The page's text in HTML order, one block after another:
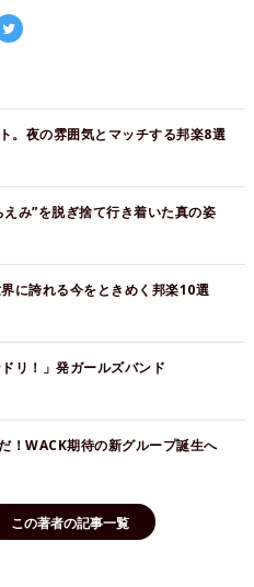
。夜の雰囲気とマッチする邦楽8選
み”を脱ぎ捨て行き着いた真の姿
に誇れる今をときめく邦楽10選
リ！」発ガールズバンド
！WACK期待の新グループ誕生へ
この著者の記事一覧